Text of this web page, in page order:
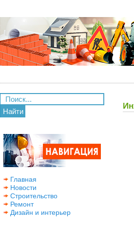
Найти
Главная
Новости
Строительство
Ремонт
Дизайн и интерьер